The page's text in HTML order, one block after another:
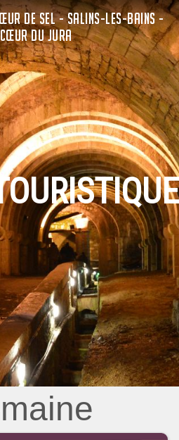
DE SEL - SALINS-LES-BAINS -
CŒUR DU JURA